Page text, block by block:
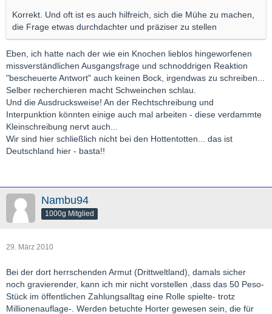
Korrekt. Und oft ist es auch hilfreich, sich die Mühe zu machen,
die Frage etwas durchdachter und präziser zu stellen
Eben, ich hatte nach der wie ein Knochen lieblos hingeworfenen
missverständlichen Ausgangsfrage und schnoddrigen Reaktion
"bescheuerte Antwort" auch keinen Bock, irgendwas zu schreiben...
Selber recherchieren macht Schweinchen schlau.
Und die Ausdrucksweise! An der Rechtschreibung und
Interpunktion könnten einige auch mal arbeiten - diese verdammte
Kleinschreibung nervt auch...
Wir sind hier schließlich nicht bei den Hottentotten... das ist
Deutschland hier - basta!!
Nambu94
1000g Mitglied
29. März 2010
Bei der dort herrschenden Armut (Drittweltland), damals sicher
noch gravierender, kann ich mir nicht vorstellen ,dass das 50 Peso-
Stück im öffentlichen Zahlungsalltag eine Rolle spielte- trotz
Millionenauflage-. Werden betuchte Horter gewesen sein, die für